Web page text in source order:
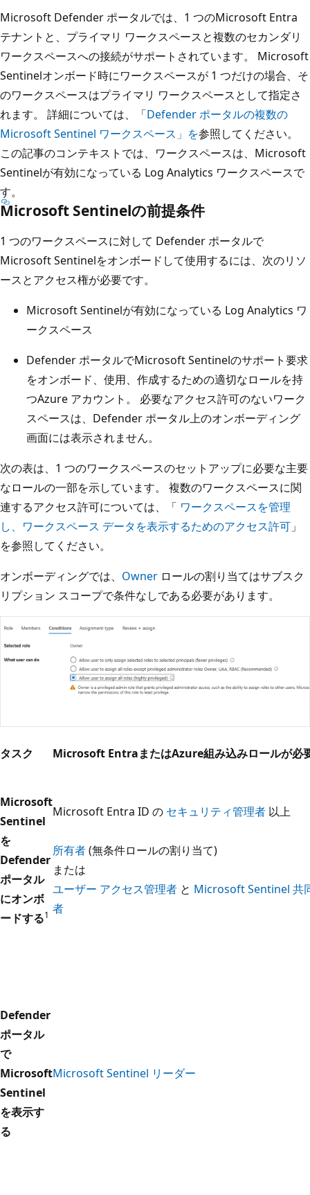
Microsoft Defender ポータルでは、1 つのMicrosoft Entra
テナントと、プライマリ ワークスペースと複数のセカンダリ
ワークスペースへの接続がサポートされています。 Microsoft
Sentinelオンボード時にワークスペースが 1 つだけの場合、そ
のワークスペースはプライマリ ワークスペースとして指定さ
れます。 詳細については、「Defender ポータルの複数の
Microsoft Sentinel ワークスペース」を参照してください。
この記事のコンテキストでは、ワークスペースは、Microsoft
Sentinelが有効になっている Log Analytics ワークスペースで
す。
Microsoft Sentinelの前提条件
1 つのワークスペースに対して Defender ポータルで
Microsoft Sentinelをオンボードして使用するには、次のリソ
ースとアクセス権が必要です。
Microsoft Sentinelが有効になっている Log Analytics ワ
ークスペース
Defender ポータルでMicrosoft Sentinelのサポート要求
をオンボード、使用、作成するための適切なロールを持
つAzure アカウント。 必要なアクセス許可のないワーク
スペースは、Defender ポータル上のオンボーディング
画面には表示されません。
次の表は、1 つのワークスペースのセットアップに必要な主要
なロールの一部を示しています。 複数のワークスペースに関
連するアクセス許可については、「 ワークスペースを管理
し、ワークスペース データを表示するためのアクセス許可 」
を参照してください。
オンボーディングでは、 Owner ロールの割り当てはサブスク
リプション スコープで条件なしである必要があります。
タスク Microsoft EntraまたはAzure組み込みロールが必
Microsoft
Sentinel
を
Defender
ポータル
にオンボ
ードする1
Microsoft Entra ID の セキュリティ管理者 以上
所有者(無条件ロールの割り当て)
または
ユーザー アクセス管理者 と Microsoft Sentinel 共
者
Defender
ポータル
で
Microsoft
Sentinel
を表示す
る
Microsoft Sentinel リーダー